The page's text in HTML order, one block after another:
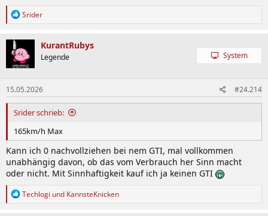
R
k
t
i
o
n
e
n
:
Srider
KurantRubys
Legende System
15.05.2026 #24.214
Srider schrieb:
165km/h Max
Kann ich 0 nachvollziehen bei nem GTI, mal vollkommen
unabhängig davon, ob das vom Verbrauch her Sinn macht
oder nicht. Mit Sinnhaftigkeit kauf ich ja keinen GTI
R
Techlogi und KannsteKnicken